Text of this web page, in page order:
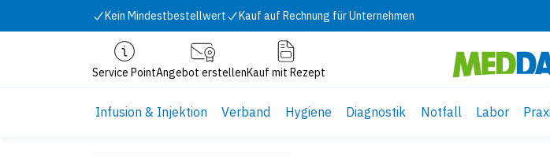
Kein Mindestbestellwert Kauf auf Rechnung für Unternehmen
Service PointAngebot erstellenKauf mit Rezept
Infusion & Injektion Verband Hygiene Diagnostik Notfall Labor